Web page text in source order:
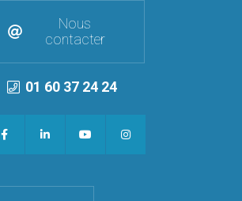
Nous
contacter
01 60 37 24 24